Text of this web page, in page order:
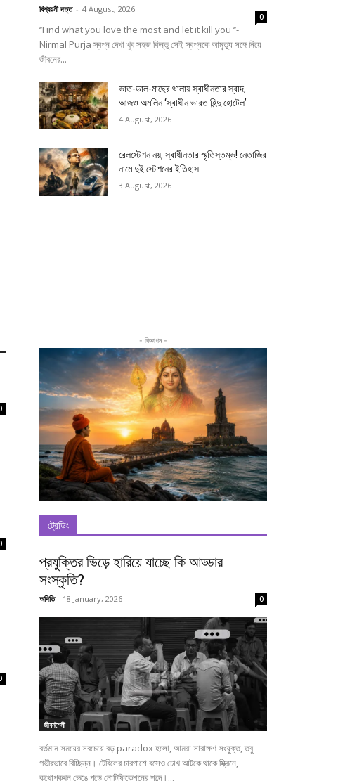
বিশ্বয়নী দত্ত - 4 August, 2026
0
‘’Find what you love the most and let it kill you ‘’-
Nirmal Purja স্বপ্ন দেখা খুব সহজ কিন্তু সেই স্বপ্নকে আমৃত্যু সঙ্গে নিয়ে
জীবনের...
ভাত-ডাল-মাছের থালায় স্বাধীনতার স্বাদ,
আজও অমলিন ‘স্বাধীন ভারত হিন্দু হোটেল’
4 August, 2026
রেলস্টেশন নয়, স্বাধীনতার স্মৃতিস্তম্ভ! নেতাজির
নামে দুই স্টেশনের ইতিহাস
3 August, 2026
- বিজ্ঞাপন -
ট্রেন্ডিং
প্রযুক্তির ভিড়ে হারিয়ে যাচ্ছে কি আড্ডার
সংস্কৃতি?
অদিতি - 18 January, 2026 0
জীবনশৈলী
বর্তমান সময়ের সবচেয়ে বড় paradox হলো, আমরা সারাক্ষণ সংযুক্ত, তবু
গভীরভাবে বিচ্ছিন্ন। টেবিলের চারপাশে বসেও চোখ আটকে থাকে স্ক্রিনে,
কথোপকথন ভেঙে পড়ে নোটিফিকেশনের শব্দে।...